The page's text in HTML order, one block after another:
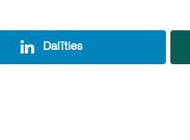
Dalīties